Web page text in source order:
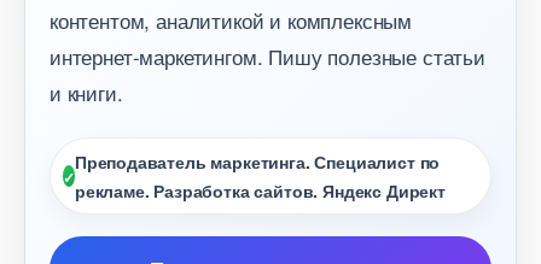
контентом, аналитикой и комплексным
интернет-маркетингом. Пишу полезные статьи
и книги.
Преподаватель маркетинга. Специалист по
рекламе. Разработка сайтов. Яндекс Директ